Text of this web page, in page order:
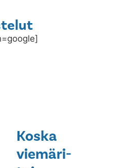
Koska
viemäri-